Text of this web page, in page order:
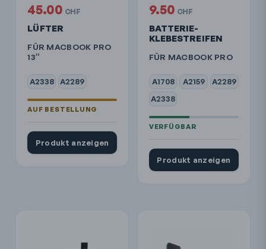
LÜFTER
FÜR MACBOOK PRO
13″
A2338 A2289
45.00 CHF
Produkt anzeigen
BATTERIE-
KLEBESTREIFEN
FÜR MACBOOK PRO
A1708 A2159
A2289
A2338
9.50 CHF
Produkt anzeigen